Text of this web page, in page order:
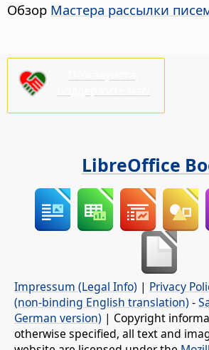
Обзор Мастера рассылки
LibreOffice
Impressum (Legal Info) | Privacy
(non-binding English translation) -
German version) | Copyright
otherwise specified, all text and